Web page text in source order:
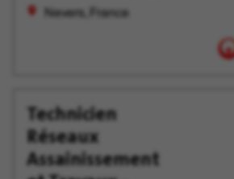
Nevers, France
Technicien
Réseaux
Assainissement